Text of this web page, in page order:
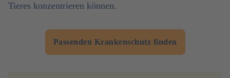
Tieres konzentrieren können.
Passenden Krankenschutz finden